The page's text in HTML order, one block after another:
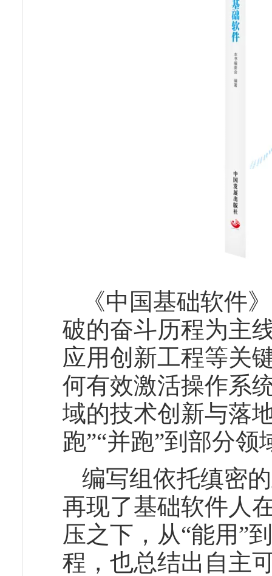
《中国基础软件
破的奋斗历程为主
应用创新工程等关
何有效激活操作系
域的技术创新与落
跑”“并跑”到部分领
编写组依托缜密
再现了基础软件人
压之下，从“能用”
程，也总结出自主